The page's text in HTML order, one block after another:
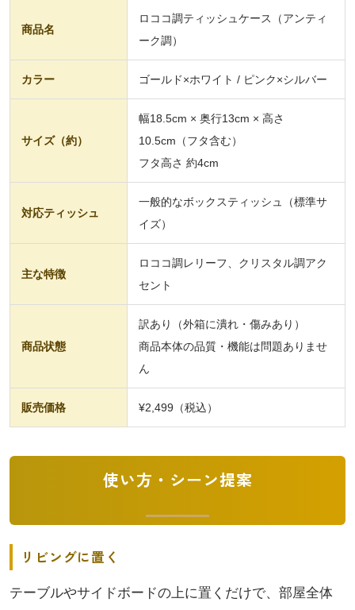
商品名
ロココ調ティッシュケース（アンティ
ーク調）
カラー ゴールド×ホワイト / ピンク×シルバー
サイズ（約）
幅18.5cm × 奥行13cm × 高さ
10.5cm（フタ含む）
フタ高さ 約4cm
対応ティッシュ
一般的なボックスティッシュ（標準サ
イズ）
主な特徴
ロココ調レリーフ、クリスタル調アク
セント
商品状態
訳あり（外箱に潰れ・傷みあり）
商品本体の品質・機能は問題ありませ
ん
販売価格 ¥2,499（税込）
使い方・シーン提案
リビングに置く
テーブルやサイドボードの上に置くだけで、部屋全体